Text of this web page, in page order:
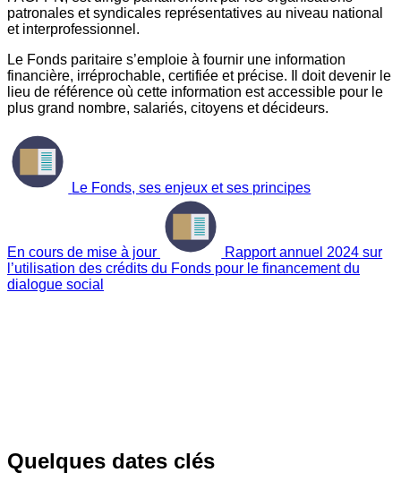
patronales et syndicales représentatives au niveau national
et interprofessionnel.
Le Fonds paritaire s’emploie à fournir une information
financière, irréprochable, certifiée et précise. Il doit devenir le
lieu de référence où cette information est accessible pour le
plus grand nombre, salariés, citoyens et décideurs.
Le Fonds, ses enjeux et ses principes
En cours de mise à jour
Rapport annuel 2024 sur
l’utilisation des crédits du Fonds pour le financement du
dialogue social
Quelques dates clés